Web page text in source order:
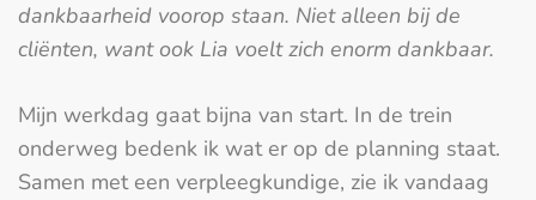
dankbaarheid voorop staan. Niet alleen bij de
cliënten, want ook Lia voelt zich enorm dankbaar.
Mijn werkdag gaat bijna van start. In de trein
onderweg bedenk ik wat er op de planning staat.
Samen met een verpleegkundige, zie ik vandaag